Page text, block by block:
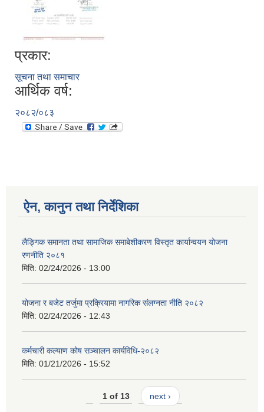
प्रकार:
सूचना तथा समाचार
आर्थिक वर्ष:
२०८२/०८३
ऐन, कानुन तथा निर्देशिका
लैङ्गिक समानता तथा सामाजिक समाबेशीकरण विस्तृत कार्यान्वयन योजना
रणनीति २०८१
मिति: 02/24/2026 - 13:00
योजना र बजेट तर्जुमा प्रक्रियामा नागरिक संलग्नता नीति २०८२
मिति: 02/24/2026 - 12:43
कर्मचारी कल्याण कोष सञ्चालन कार्यविधि-२०८२
मिति: 01/21/2026 - 15:52
1 of 13 next ›